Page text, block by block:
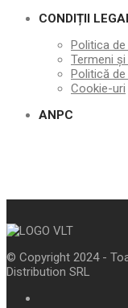
CONDIȚII
Politica
Termeni
Politică
Cookie-uri
ANPC
© Copyright 2024 -
Distribution SRL